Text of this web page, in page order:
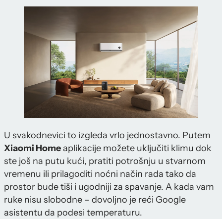
U svakodnevici to izgleda vrlo jednostavno. Putem
Xiaomi Homeaplikacije možete uključiti klimu dok
ste još na putu kući, pratiti potrošnju u stvarnom
vremenu ili prilagoditi noćni način rada tako da
prostor bude tiši i ugodniji za spavanje. A kada vam
ruke nisu slobodne – dovoljno je reći Google
asistentu da podesi temperaturu.